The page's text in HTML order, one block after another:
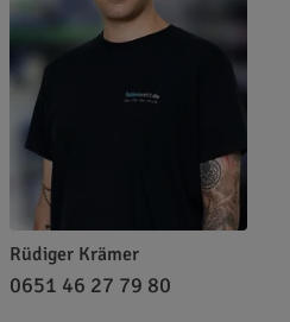
Rüdiger Krämer
0651 46 27 79 80